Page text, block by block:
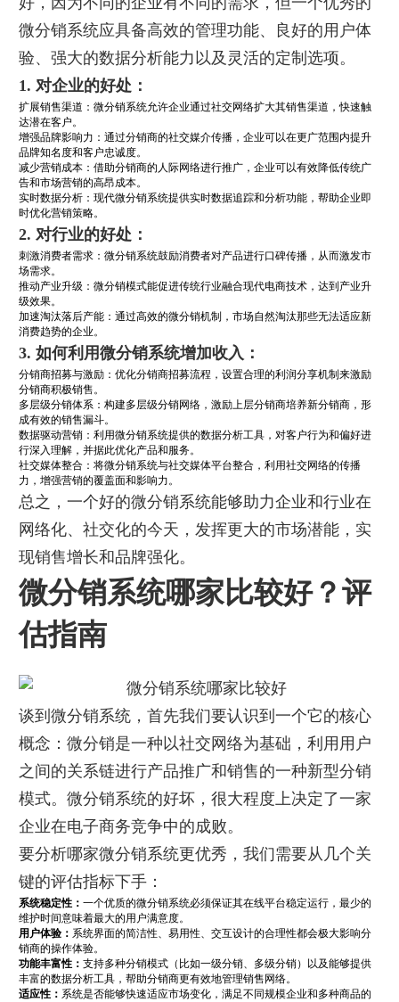
微分销系统应具备高效的管理功能、良好的用户体
验、强大的数据分析能力以及灵活的定制选项。
1. 对企业的好处：
扩展销售渠道：微分销系统允许企业通过社交网络扩大其销售渠道，快速触
达潜在客户。
增强品牌影响力：通过分销商的社交媒介传播，企业可以在更广范围内提升
品牌知名度和客户忠诚度。
减少营销成本：借助分销商的人际网络进行推广，企业可以有效降低传统广
告和市场营销的高昂成本。
实时数据分析：现代微分销系统提供实时数据追踪和分析功能，帮助企业即
时优化营销策略。
2. 对行业的好处：
刺激消费者需求：微分销系统鼓励消费者对产品进行口碑传播，从而激发市
场需求。
推动产业升级：微分销模式能促进传统行业融合现代电商技术，达到产业升
级效果。
加速淘汰落后产能：通过高效的微分销机制，市场自然淘汰那些无法适应新
消费趋势的企业。
3. 如何利用微分销系统增加收入：
分销商招募与激励：优化分销商招募流程，设置合理的利润分享机制来激励
分销商积极销售。
多层级分销体系：构建多层级分销网络，激励上层分销商培养新分销商，形
成有效的销售漏斗。
数据驱动营销：利用微分销系统提供的数据分析工具，对客户行为和偏好进
行深入理解，并据此优化产品和服务。
社交媒体整合：将微分销系统与社交媒体平台整合，利用社交网络的传播
力，增强营销的覆盖面和影响力。
总之，一个好的微分销系统能够助力企业和行业在
网络化、社交化的今天，发挥更大的市场潜能，实
现销售增长和品牌强化。
微分销系统哪家比较好？评
估指南
谈到微分销系统，首先我们要认识到一个它的核心
概念：微分销是一种以社交网络为基础，利用用户
之间的关系链进行产品推广和销售的一种新型分销
模式。微分销系统的好坏，很大程度上决定了一家
企业在电子商务竞争中的成败。
要分析哪家微分销系统更优秀，我们需要从几个关
键的评估指标下手：
系统稳定性： 一个优质的微分销系统必须保证其在线平台稳定运行，最少的
维护时间意味着最大的用户满意度。
用户体验： 系统界面的简洁性、易用性、交互设计的合理性都会极大影响分
销商的操作体验。
功能丰富性： 支持多种分销模式（比如一级分销、多级分销）以及能够提供
丰富的数据分析工具，帮助分销商更有效地管理销售网络。
适应性： 系统是否能够快速适应市场变化，满足不同规模企业和多种商品的